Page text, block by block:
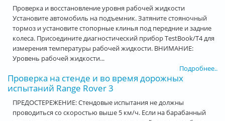
Проверка и восстановление уровня рабочей жидкости
Установите автомобиль на подъемник. Затяните стояночный
тормоз и установите стопорные клинья под передние и задние
колеса. Присоедините диагностический прибор TestBook/T4 для
измерения температуры рабочей жидкости. ВНИМАНИЕ:
Уровень рабочей жидкости...
Подробнее..
Проверка на стенде и во время дорожных
испытаний Range Rover 3
ПРЕДОСТЕРЕЖЕНИЕ: Стендовые испытания не должны
проводиться со скоростью выше 5 км/ч. Если на барабанный